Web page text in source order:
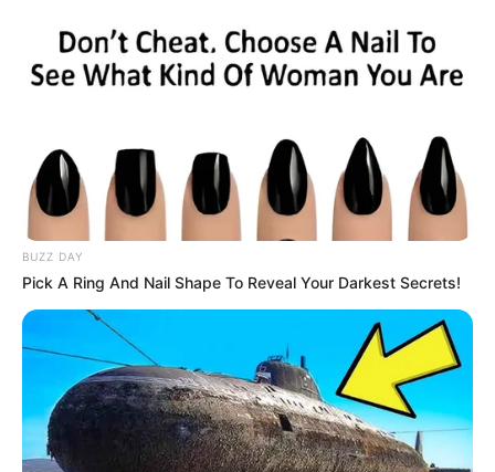
BUZZ DAY
Pick A Ring And Nail Shape To Reveal Your Darkest Secrets!